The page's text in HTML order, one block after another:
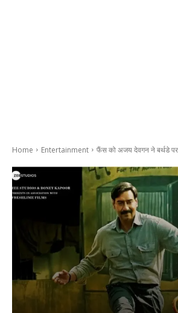
Home Entertainment फैंस को अजय देवगन ने बर्थडे पर